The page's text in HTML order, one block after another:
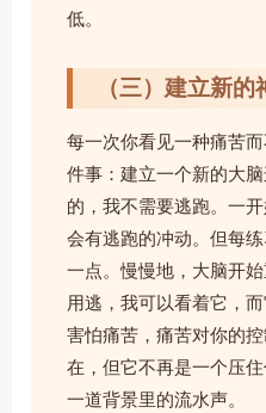
低。
（三）建立新
每一次你看见一种痛苦
件事：建立一个新的大
的，我不需要逃跑。一
会有逃跑的冲动。但每
一点。慢慢地，大脑开
用逃，我可以看着它，
害怕痛苦，痛苦对你的
在，但它不再是一个压
一道背景里的流水声。